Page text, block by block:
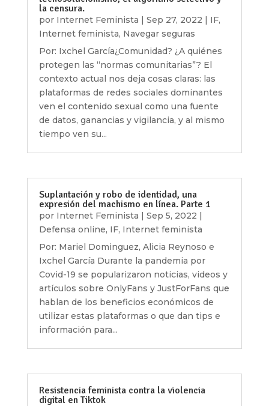
la censura.
por Internet Feminista | Sep 27, 2022 | IF,
Internet feminista, Navegar seguras
Por: Ixchel García¿Comunidad? ¿A quiénes
protegen las “normas comunitarias”? El
contexto actual nos deja cosas claras: las
plataformas de redes sociales dominantes
ven el contenido sexual como una fuente
de datos, ganancias y vigilancia, y al mismo
tiempo ven su...
Suplantación y robo de identidad, una
expresión del machismo en línea. Parte 1
por Internet Feminista | Sep 5, 2022 |
Defensa online, IF, Internet feminista
Por: Mariel Dominguez, Alicia Reynoso e
Ixchel García Durante la pandemia por
Covid-19 se popularizaron noticias, videos y
artículos sobre OnlyFans y JustForFans que
hablan de los beneficios económicos de
utilizar estas plataformas o que dan tips e
información para...
Resistencia feminista contra la violencia
digital en Tiktok